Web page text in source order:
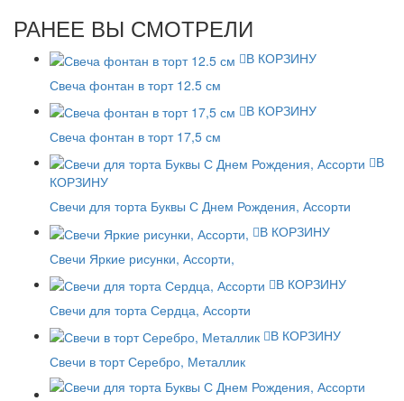
РАНЕЕ ВЫ СМОТРЕЛИ
В КОРЗИНУ
Свеча фонтан в торт 12.5 см
В КОРЗИНУ
Свеча фонтан в торт 17,5 см
В
КОРЗИНУ
Свечи для торта Буквы С Днем Рождения, Ассорти
В КОРЗИНУ
Свечи Яркие рисунки, Ассорти,
В КОРЗИНУ
Свечи для торта Сердца, Ассорти
В КОРЗИНУ
Свечи в торт Серебро, Металлик